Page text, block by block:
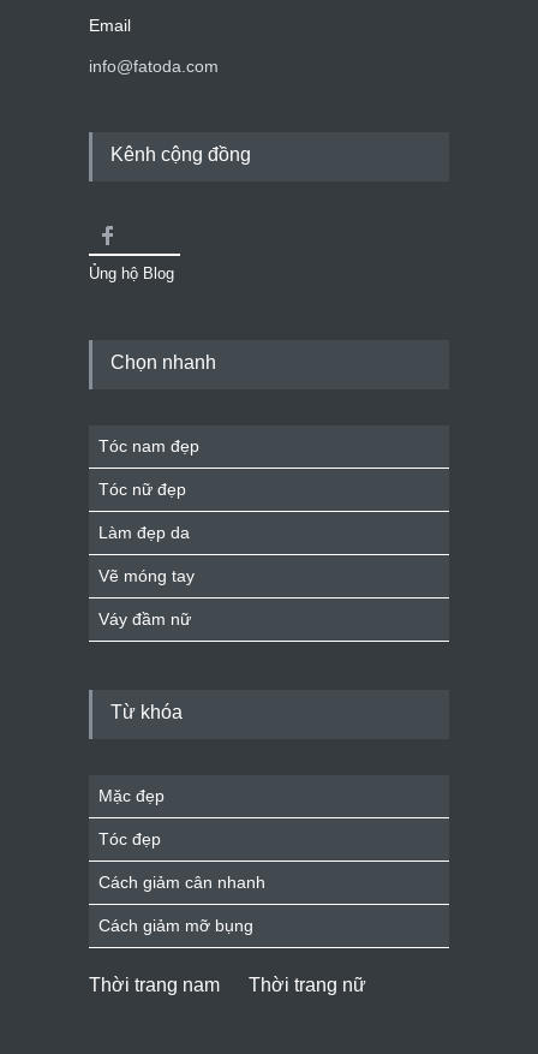
Email
info@fatoda.com
Kênh cộng đồng
Ủng hộ Blog
Chọn nhanh
Tóc nam đẹp
Tóc nữ đẹp
Làm đẹp da
Vẽ móng tay
Váy đầm nữ
Từ khóa
Mặc đẹp
Tóc đẹp
Cách giảm cân nhanh
Cách giảm mỡ bụng
Thời trang nam Thời trang nữ